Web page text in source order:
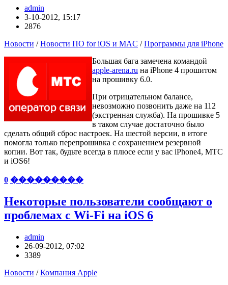
admin
3-10-2012, 15:17
2876
Новости /Новости ПО for iOS и MAC /Программы для iPhone
Большая бага замечена командой
apple-arena.ru на iPhone 4 прошитом
на прошивку 6.0.
При отрицательном балансе,
невозможно позвонить даже на 112
(экстренная служба). На прошивке 5
в таком случае достаточно было
сделать общий сброс настроек. На шестой версии, в итоге
помогла только перепрошивка с сохранением резервной
копии. Вот так, будьте всегда в плюсе если у вас iPhone4, МТС
и iOS6!
0 ���������
Некоторые пользователи сообщают о
проблемах с Wi-Fi на iOS 6
admin
26-09-2012, 07:02
3389
Новости /Компания Apple